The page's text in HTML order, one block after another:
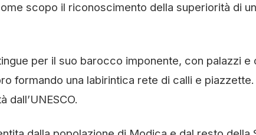
scopo il riconoscimento della superiorità di
per il suo barocco imponente, con palazzi e
formando una labirintica rete di calli e
dall’UNESCO.